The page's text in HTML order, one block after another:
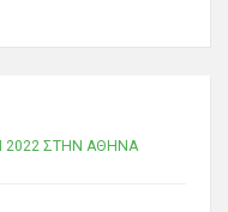
ΣΤΗΝ ΑΘΗΝΑ